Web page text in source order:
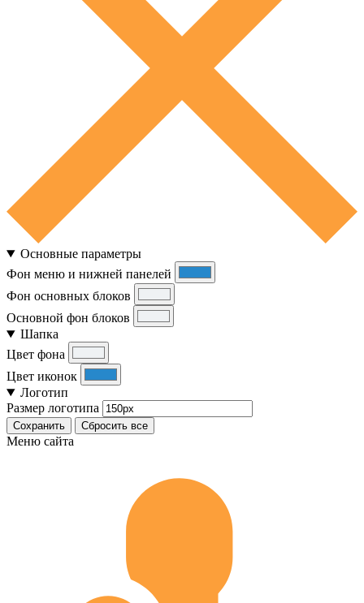
Основные параметры
Фон меню и нижней панелей
Фон основных блоков
Основной фон блоков
Шапка
Цвет фона
Цвет иконок
Логотип
Размер логотипа
Сохранить Сбросить все
Меню сайта